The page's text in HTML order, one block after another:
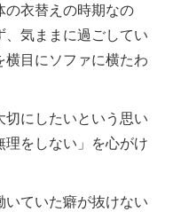
衣替えの時期なの
、気ままに過ごしてい
横目にソファに横たわ
にしたいという思い
理をしない」を心がけ
ていた癖が抜けない